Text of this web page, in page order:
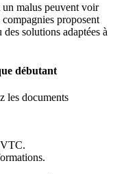
un malus peuvent voir
proposent
solutions adaptées à
débutant
les documents
VTC.